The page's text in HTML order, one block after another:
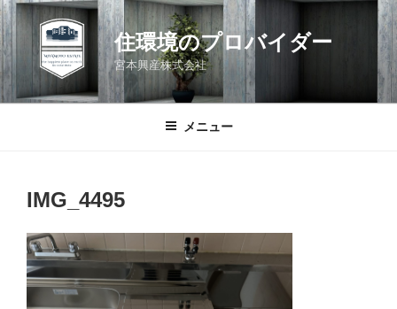
コ
ン
テ
ン
ツ
住環境のプロバイダー
宮本興産株式会社
メニュー
IMG_4495